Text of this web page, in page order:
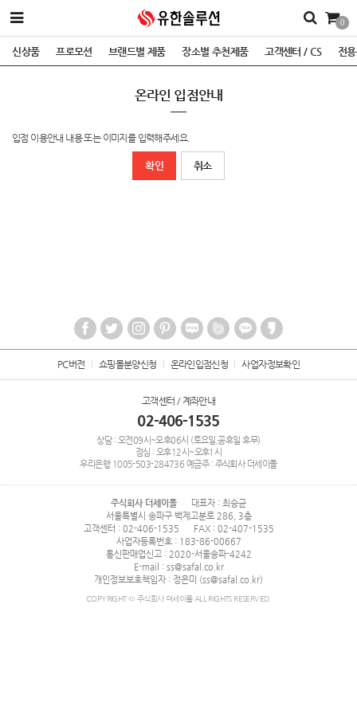
0
신상품 프로모션 브랜드별 제품 장소별 추천제품 고객센터 / CS 전
온라인 입점안내
입점 이용안내 내용 또는 이미지를 입력해주세요.
확인 취소
PC버전 쇼핑몰분양신청 온라인입점신청 사업자정보확인
고객센터 / 계좌안내
02-406-1535
상담 : 오전09시~오후06시 (토요일,공휴일 휴무)
점심 : 오후12시~오후1시
우리은행 1005-503-284736 예금주 : 주식회사 더세이폴
주식회사 더세이폴
대표자 : 최승균
서울특별시 송파구 백제고분로 286, 3층
고객센터 : 02-406-1535
FAX : 02-407-1535
사업자등록번호 : 183-86-00667
통신판매업신고 : 2020-서울송파-4242
E-mail : ss@safal.co.kr
개인정보보호책임자 : 정은미 (ss@safal.co.kr)
COPYRIGHT © 주식회사 더세이폴 ALL RIGHTS RESERVED.